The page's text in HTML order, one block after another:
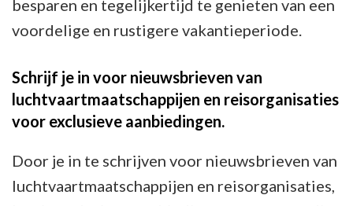
besparen en tegelijkertijd te genieten van een
voordelige en rustigere vakantieperiode.
Schrijf je in voor nieuwsbrieven van
luchtvaartmaatschappijen en reisorganisaties
voor exclusieve aanbiedingen.
Door je in te schrijven voor nieuwsbrieven van
luchtvaartmaatschappijen en reisorganisaties,